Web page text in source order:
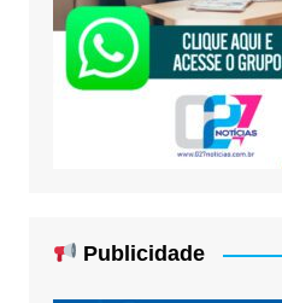
Publicidade